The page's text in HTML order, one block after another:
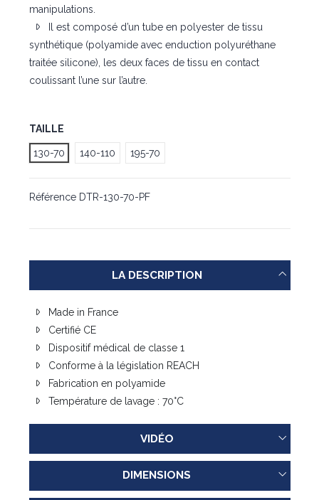
manipulations.
Il est composé d’un tube en polyester de tissu
synthétique (polyamide avec enduction polyuréthane
traitée silicone), les deux faces de tissu en contact
coulissant l’une sur l’autre.
TAILLE
130-70 140-110 195-70
Référence DTR-130-70-PF
LA DESCRIPTION
Made in France
Certifié CE
Dispositif médical de classe 1
Conforme à la législation REACH
Fabrication en polyamide
Température de lavage : 70°C
VIDÉO
DIMENSIONS